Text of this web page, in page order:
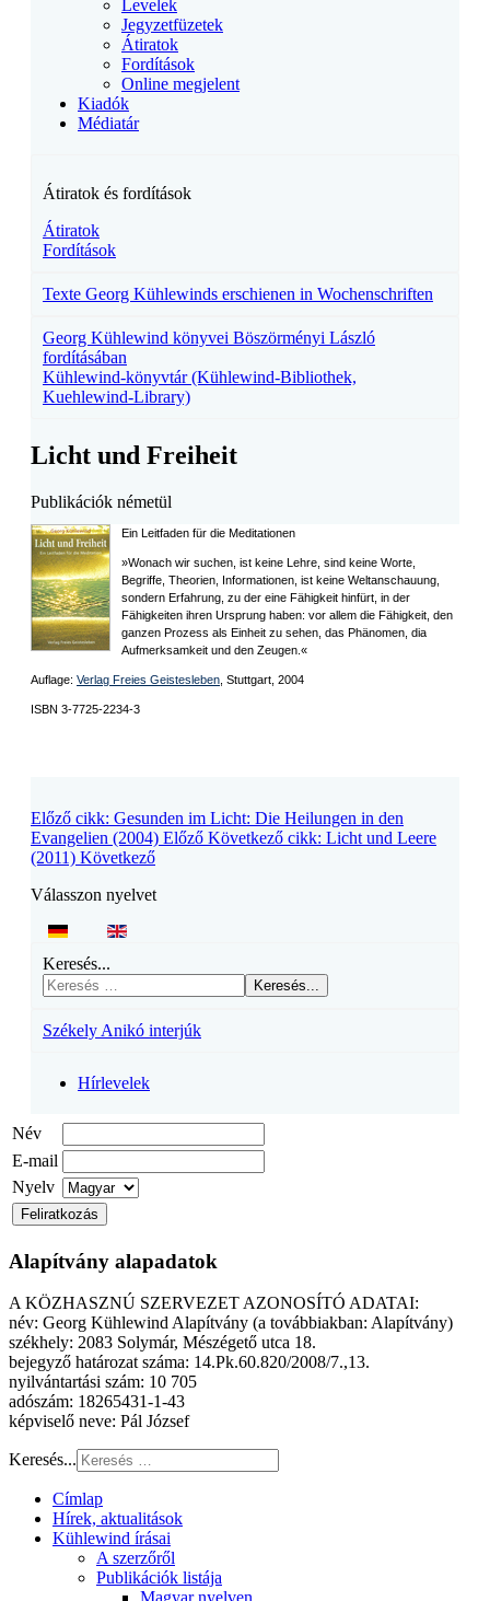
Levelek
Jegyzetfüzetek
Átiratok
Fordítások
Online megjelent
Kiadók
Médiatár
Átiratok és fordítások
Átiratok
Fordítások
Texte Georg Kühlewinds erschienen in Wochenschriften
Georg Kühlewind könyvei Böszörményi László
fordításában
Kühlewind-könyvtár (Kühlewind-Bibliothek,
Kuehlewind-Library)
Licht und Freiheit
Publikációk németül
Ein Leitfaden für die Meditationen
»Wonach wir suchen, ist keine Lehre, sind keine Worte,
Begriffe, Theorien, Informationen, ist keine Weltanschauung,
sondern Erfahrung, zu der eine Fähigkeit hinfürt, in der
Fähigkeiten ihren Ursprung haben: vor allem die Fähigkeit, den
ganzen Prozess als Einheit zu sehen, das Phänomen, dia
Aufmerksamkeit und den Zeugen.«
Auflage: Verlag Freies Geistesleben , Stuttgart, 2004
ISBN 3-7725-2234-3
Előző cikk: Gesunden im Licht: Die Heilungen in den
Evangelien (2004) Előző Következő cikk: Licht und Leere
(2011) Következő
Válasszon nyelvet
Keresés...
Keresés...
Székely Anikó interjúk
Hírlevelek
Név
E-mail
Nyelv
Alapítvány alapadatok
A KÖZHASZNÚ SZERVEZET AZONOSÍTÓ ADATAI:
név: Georg Kühlewind Alapítvány (a továbbiakban: Alapítvány)
székhely: 2083 Solymár, Mészégető utca 18.
bejegyző határozat száma: 14.Pk.60.820/2008/7.,13.
nyilvántartási szám: 10 705
adószám: 18265431-1-43
képviselő neve: Pál József
Keresés...
Címlap
Hírek, aktualitások
Kühlewind írásai
A szerzőről
Publikációk listája